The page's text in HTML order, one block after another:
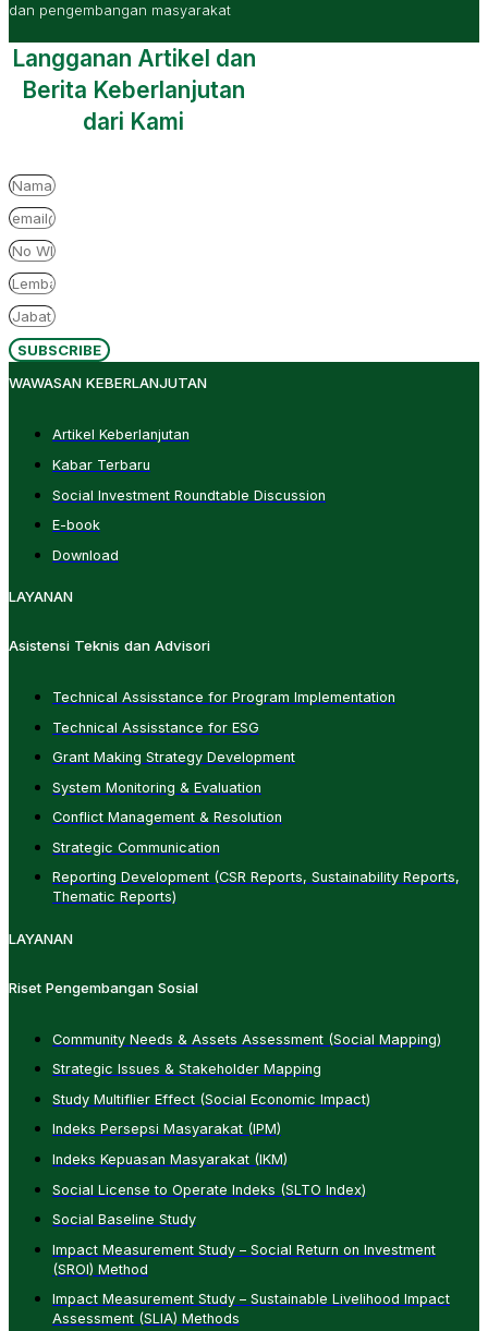
dan pengembangan masyarakat
Langganan Artikel dan
Berita Keberlanjutan
dari Kami
SUBSCRIBE
WAWASAN KEBERLANJUTAN
Artikel Keberlanjutan
Kabar Terbaru
Social Investment Roundtable Discussion
E-book
Download
LAYANAN
Asistensi Teknis dan Advisori
Technical Assisstance for Program Implementation
Technical Assisstance for ESG
Grant Making Strategy Development
System Monitoring & Evaluation
Conflict Management & Resolution
Strategic Communication
Reporting Development (CSR Reports, Sustainability Reports,
Thematic Reports)
LAYANAN
Riset Pengembangan Sosial
Community Needs & Assets Assessment (Social Mapping)
Strategic Issues & Stakeholder Mapping
Study Multiflier Effect (Social Economic Impact)
Indeks Persepsi Masyarakat (IPM)
Indeks Kepuasan Masyarakat (IKM)
Social License to Operate Indeks (SLTO Index)
Social Baseline Study
Impact Measurement Study – Social Return on Investment
(SROI) Method
Impact Measurement Study – Sustainable Livelihood Impact
Assessment (SLIA) Methods